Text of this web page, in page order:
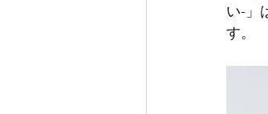
い-」
す。